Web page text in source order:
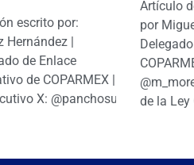
escrito por:
Hernández |
de Enlace
de COPARMEX |
X: @panchosuarezh
Artículo
por
de la Ley